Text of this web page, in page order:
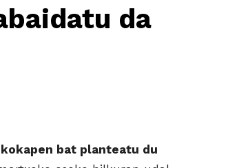
da
bat planteatu du